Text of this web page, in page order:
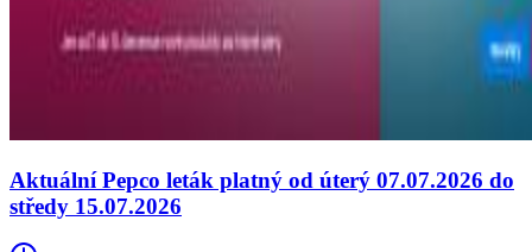
Aktuální Pepco leták platný od úterý 07.07.2026 do
středy 15.07.2026